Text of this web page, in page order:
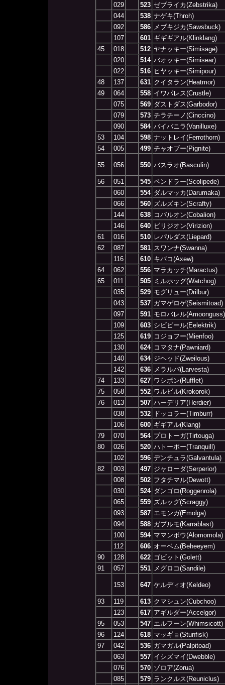
029
523 ゼブライカ(Zebstrika)
044
538 ナゲキ(Throh)
092
586 メブキジカ(Sawsbuck)
107
601 ギギギアル(Klinklang)
45
018 512 ヤナッキー(Simisage)
020
514 バオッキー(Simisear)
022
516 ヒヤッキー(Simipour)
48
137 631 クイタラン(Heatmor)
49
064 558 イワパレス(Crustle)
075
569 ダストダス(Garbodor)
079
573 チラチーノ(Cinccino)
090
584 バイバニラ(Vanilluxe)
53
104 598 ナットレイ(Ferrothorn)
54
005 499 チャオブー(Pignite)
55 056 550 バスラオ(Basculin)
56 051 545 ペンドラー(Scolipede)
060
554 ダルマッカ(Darumaka)
066
560 ズルズキン(Scrafty)
144
638 コバルオン(Cobalion)
146
640 ビリジオン(Virizion)
61
016 510 レパルダス(Liepard)
62
087 581 スワンナ(Swanna)
116
610 キバコ(Axew)
64
062 556 マラカッチ(Maractus)
65
011 505 ミルホッグ(Watchog)
035
529 モグリュー(Drilbur)
043
537 ガマゲロゲ(Seismitoad)
097
591 モロバレル(Amoonguss)
109
603 シビビール(Eelektrik)
125
619 コジョフー(Mienfoo)
130
624 コマタナ(Pawniard)
140
634 ジヘッド(Zweilous)
142
636 メラルバ(Larvesta)
74
133 627 ワシボン(Rufflet)
75
058 552 ワルビル(Krokorok)
76
013 507 ハーデリア(Herdier)
038
532
ドッコラー(Timburr)
106
600 ギギアル(Klang)
79
070 564 プロトーガ(Tirtouga)
80
026 520 ハトーポー(Tranquill)
102
596 デンチュラ(Galvantula)
82
003 497 ジャローダ(Serperior)
008
502 フタチマル(Dewott)
030
524 ダンゴロ(Roggenrola)
065
559 ズルッグ(Scraggy)
093
587 エモンガ(Emolga)
094
588 ガプルモ(Karrablast)
100
594 ママンボウ(Alomomola)
112
606 オーベム(Beheeyem)
90
128 622 ゴビット(Golett)
91
057 551 メグロコ(Sandile)
153 647 ケルディオ(Keldeo)
93 119 613 クマシュン(Cubchoo)
123
617 アギルダー(Accelgor)
95
053 547 エルフーン(Whimsicott)
96
124 618 マッギョ(Stunfisk)
97
042 536 ガマガル(Palpitoad)
063
557 イシズマイ(Dwebble)
076
570 ゾロア(Zorua)
085
579 ランクルス(Reuniclus)